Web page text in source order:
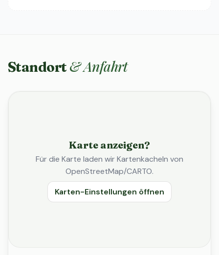
Standort & Anfahrt
Karte anzeigen?
Für die Karte laden wir Kartenkacheln von
OpenStreetMap/CARTO.
Karten-Einstellungen öffnen